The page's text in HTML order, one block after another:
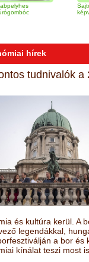
képviselőfánk
hírek
tudnivalók a
és kultúra kerül. A
legendákkal,
a bor és
kínálat teszi most